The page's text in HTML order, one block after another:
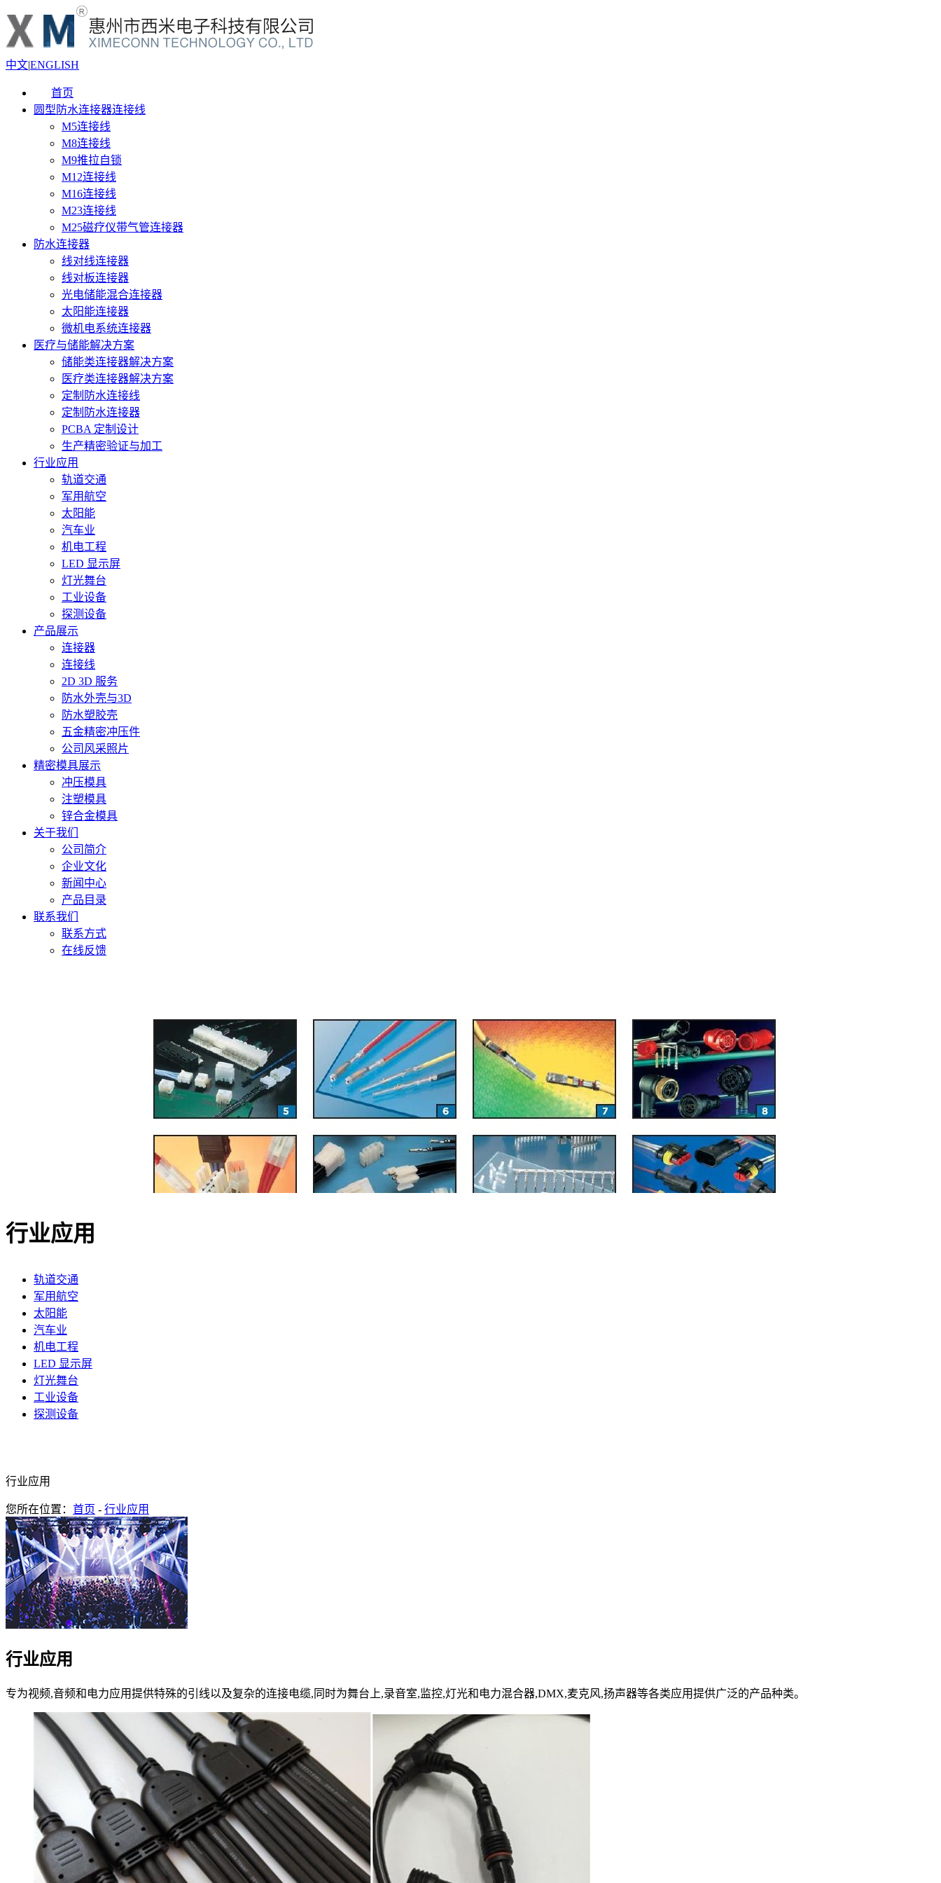
中文|ENGLISH
首页
圆型防水连接器连接线
M5连接线
M8连接线
M9推拉自锁
M12连接线
M16连接线
M23连接线
M25磁疗仪带气管连接器
防水连接器
线对线连接器
线对板连接器
光电储能混合连接器
太阳能连接器
微机电系统连接器
医疗与储能解决方案
储能类连接器解决方案
医疗类连接器解决方案
定制防水连接线
定制防水连接器
PCBA 定制设计
生产精密验证与加工
行业应用
轨道交通
军用航空
太阳能
汽车业
机电工程
LED 显示屏
灯光舞台
工业设备
探测设备
产品展示
连接器
连接线
2D 3D 服务
防水外壳与3D
防水塑胶壳
五金精密冲压件
公司风采照片
精密模具展示
冲压模具
注塑模具
锌合金模具
关于我们
公司简介
企业文化
新闻中心
产品目录
联系我们
联系方式
在线反馈
行业应用
轨道交通
军用航空
太阳能
汽车业
机电工程
LED 显示屏
灯光舞台
工业设备
探测设备
行业应用
您所在位置： 首页 - 行业应用
行业应用
专为视频,音频和电力应用提供特殊的引线以及复杂的连接电缆,同时为舞台上,录音室,监控,灯光和电力混合器,DMX,麦克风,扬声器等各类应用提供广泛的产品种类。